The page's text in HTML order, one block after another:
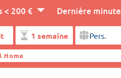
< 200 € Dernière minute
Home